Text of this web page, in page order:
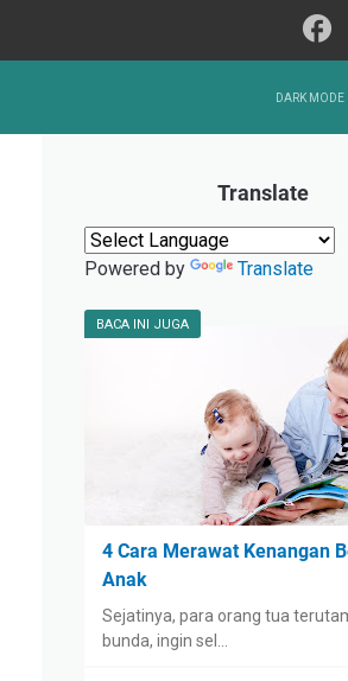
Translate
Powered by Translate
BACA INI JUGA
4 Cara Merawat Kenangan
Anak
Sejatinya, para orang tua
bunda, ingin sel…